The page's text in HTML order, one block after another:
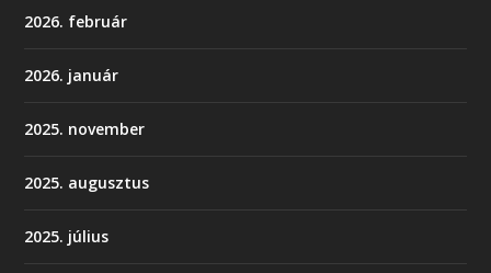
2026. február
2026. január
2025. november
2025. augusztus
2025. július